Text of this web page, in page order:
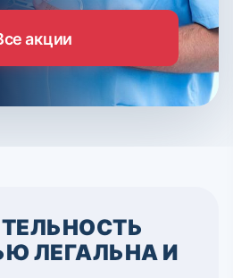
акции
ЛЕГАЛЬНА И